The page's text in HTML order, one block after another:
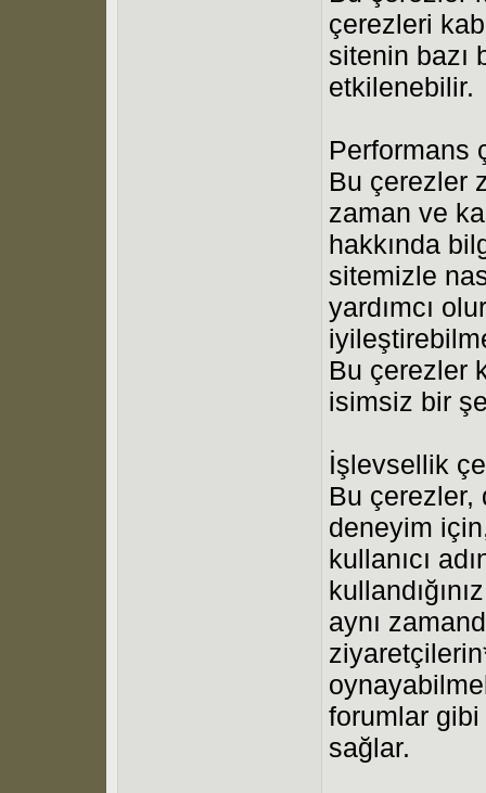
çerezleri
sitenin bazı
etkilenebilir.
Performans
Bu çerezler
zaman ve
hakkında
sitemizle
yardımcı
Bu çerezler
isimsiz bir
İşlevsellik
Bu
deneyim
kullanıcı
aynı
forumlar
sağlar.